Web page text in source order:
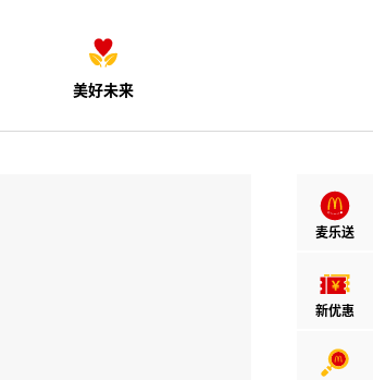
美好未来
麦乐送
新优惠